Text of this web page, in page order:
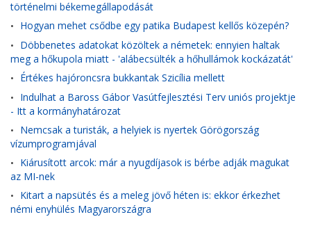
történelmi békemegállapodását
• Hogyan mehet csődbe egy patika Budapest kellős közepén?
• Döbbenetes adatokat közöltek a németek: ennyien haltak
meg a hőkupola miatt - 'alábecsülték a hőhullámok kockázatát'
• Értékes hajóroncsra bukkantak Szicília mellett
• Indulhat a Baross Gábor Vasútfejlesztési Terv uniós projektje
- Itt a kormányhatározat
• Nemcsak a turisták, a helyiek is nyertek Görögország
vízumprogramjával
• Kiárusított arcok: már a nyugdíjasok is bérbe adják magukat
az MI-nek
• Kitart a napsütés és a meleg jövő héten is: ekkor érkezhet
némi enyhülés Magyarországra